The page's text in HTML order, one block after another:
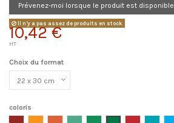
Prévenez-moi lorsque le produit est disponible
Il n'y a pas assez de produits en stock.
10,42 €
HT
Choix du format
coloris